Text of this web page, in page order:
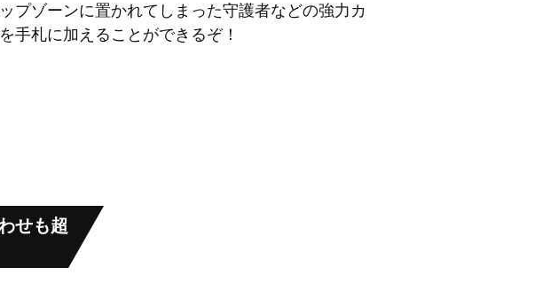
ップゾーンに置かれてしまった守護者などの強力カ
手札に加えることができるぞ！
せも超